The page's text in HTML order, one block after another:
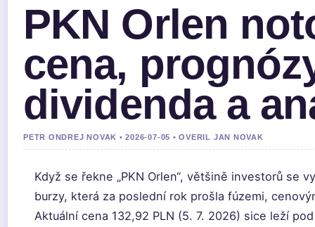
PKN Orlen
cena,
dividenda a
PETR ONDREJ NOVAK • 2026-07-05 • OVERIL JAN NOVAK
Když se řekne „PKN Orlen“, většině investorů se
burzy, která za poslední rok prošla fúzemi,
Aktuální cena 132,92 PLN (5. 7. 2026) sice leží